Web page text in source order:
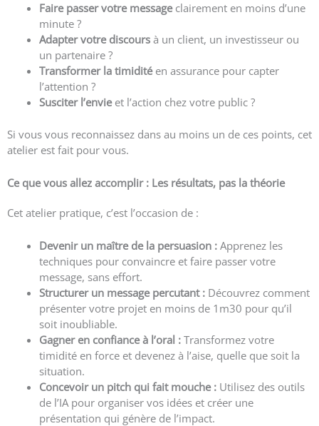
Faire passer votre messageclairement en moins d’une
minute ?
Adapter votre discours à un client, un investisseur ou
un partenaire ?
Transformer la timiditéen assurance pour capter
l’attention ?
Susciter l’envieet l’action chez votre public ?
Si vous vous reconnaissez dans au moins un de ces points, cet
atelier est fait pour vous.
Ce que vous allez accomplir : Les résultats, pas la théorie
Cet atelier pratique, c’est l’occasion de :
Devenir un maître de la persuasion : Apprenez les
techniques pour convaincre et faire passer votre
message, sans effort.
Structurer un message percutant : Découvrez comment
présenter votre projet en moins de 1m30 pour qu’il
soit inoubliable.
Gagner en confiance à l’oral : Transformez votre
timidité en force et devenez à l’aise, quelle que soit la
situation.
Concevoir un pitch qui fait mouche : Utilisez des outils
de l’IA pour organiser vos idées et créer une
présentation qui génère de l’impact.